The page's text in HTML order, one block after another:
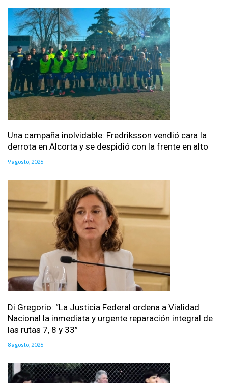
Una campaña inolvidable: Fredriksson vendió cara la
derrota en Alcorta y se despidió con la frente en alto
9 agosto, 2026
Di Gregorio: “La Justicia Federal ordena a Vialidad
Nacional la inmediata y urgente reparación integral de
las rutas 7, 8 y 33”
8 agosto, 2026